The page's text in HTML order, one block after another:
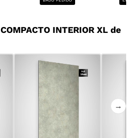
INTERIOR XL de
→